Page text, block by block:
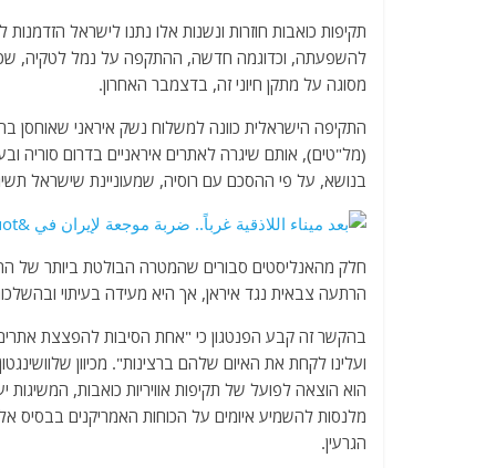
תקיפות כואבות חוזרות ונשנות אלו נתנו לישראל
להשפעתה, וכדוגמה חדשה, ההתקפה על נמל לטקיה,
מסוגה על מתקן חיוני זה, בדצמבר האחרון.
התקיפה הישראלית כוונה למשלוח נשק איראני שאוחסן
(מל"טים), אותם שיגרה לאתרים איראניים בדרום סוריה
בנושא, על פי ההסכם עם רוסיה, שמעוניינת שישראל
חלק מהאנליסטים סבורים שהמטרה הבולטת ביותר של
הרתעה צבאית נגד איראן, אך היא מעידה בעיתוי
בהקשר זה קבע הפנטגון כי "אחת הסיבות להפצצת
ועלינו לקחת את האיום שלהם ברצינות". מכיוון
הוא הוצאה לפועל של תקיפות אוויריות כואבות,
מלנסות להשמיע איומים על הכוחות האמריקנים
הגרעין.